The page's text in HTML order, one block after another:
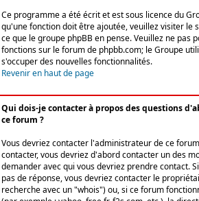
Ce programme a été écrit et est sous licence du
qu'une fonction doit être ajoutée, veuillez visiter le
ce que le groupe phpBB en pense. Veuillez ne pas
fonctions sur le forum de phpbb.com; le Groupe
s'occuper des nouvelles fonctionnalités.
Revenir en haut de page
Qui dois-je contacter à propos des questions
ce forum ?
Vous devriez contacter l'administrateur de ce
contacter, vous devriez d'abord contacter un des
demander avec qui vous devriez prendre contact.
pas de réponse, vous devriez contacter le
recherche avec un "whois") ou, si ce forum